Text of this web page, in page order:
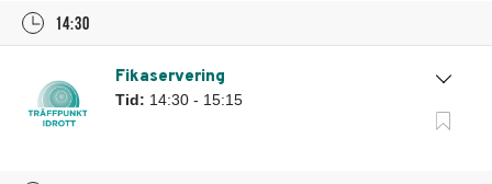
14:30
Fikaservering
Tid: 14:30 - 15:15